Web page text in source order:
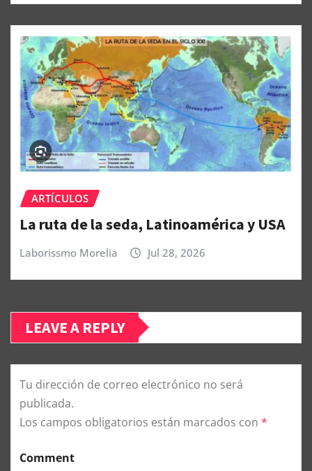
ARTÍCULOS
La ruta de la seda, Latinoamérica y USA
Laborissmo Morelia Jul 28, 2026
LEAVE A REPLY
Tu dirección de correo electrónico no será
publicada.
Los campos obligatorios están marcados con *
Comment